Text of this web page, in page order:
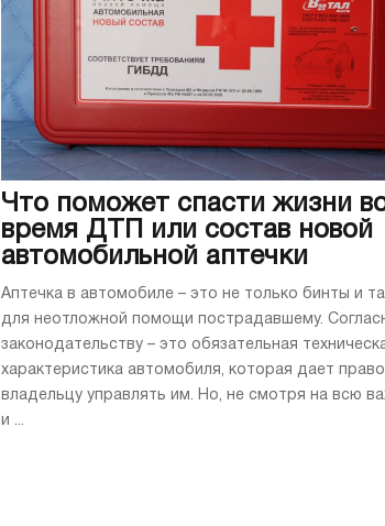
Что поможет спасти жизни
время ДТП или состав новой
автомобильной аптечки
Аптечка в автомобиле – это не только бинты и
для неотложной помощи пострадавшему.
законодательству – это обязательная
характеристика автомобиля, которая дает право
владельцу управлять им. Но, не смотря на всю
и ...